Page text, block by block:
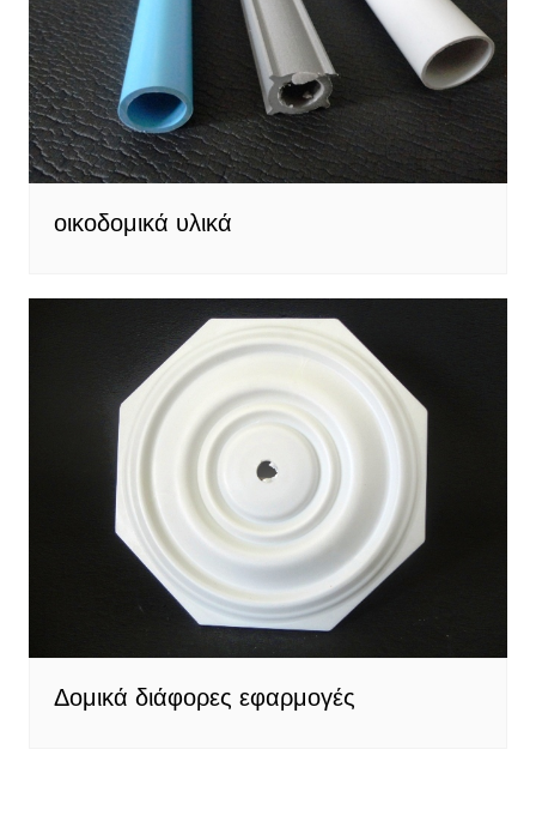
οικοδομικά υλικά
Δομικά διάφορες εφαρμογές